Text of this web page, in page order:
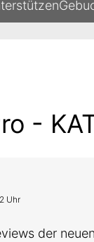
-
Uhr
der